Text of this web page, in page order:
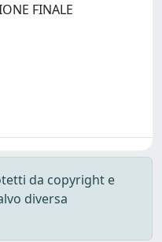
FINALE
da copyright e
diversa